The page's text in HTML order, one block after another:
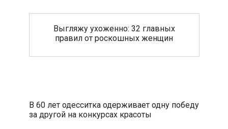
Выгляжу ухоженно: 32 главных
правил от роскошных женщин
В 60 лет одесситка одерживает одну победу
за другой на конкурсах красоты